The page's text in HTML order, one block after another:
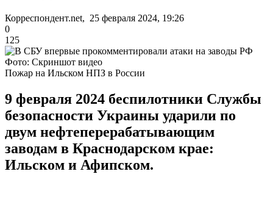
Корреспондент.net, 25 февраля 2024, 19:26
0
125
Фото: Скриншот видео
Пожар на Ильском НПЗ в России
9 февраля 2024 беспилотники Службы
безопасности Украины ударили по
двум нефтеперерабатывающим
заводам в Краснодарском крае:
Ильском и Афипском.